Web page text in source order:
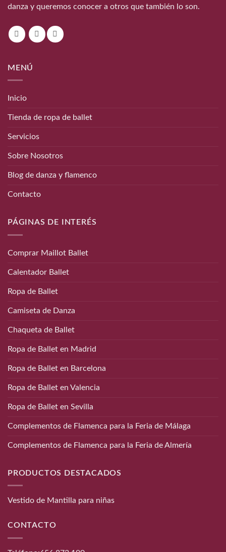
danza y queremos conocer a otros que también lo son.
MENÚ
Inicio
Tienda de ropa de ballet
Servicios
Sobre Nosotros
Blog de danza y flamenco
Contacto
PÁGINAS DE INTERÉS
Comprar Maillot Ballet
Calentador Ballet
Ropa de Ballet
Camiseta de Danza
Chaqueta de Ballet
Ropa de Ballet en Madrid
Ropa de Ballet en Barcelona
Ropa de Ballet en Valencia
Ropa de Ballet en Sevilla
Complementos de Flamenca para la Feria de Málaga
Complementos de Flamenca para la Feria de Almería
PRODUCTOS DESTACADOS
Vestido de Mantilla para niñas
CONTACTO